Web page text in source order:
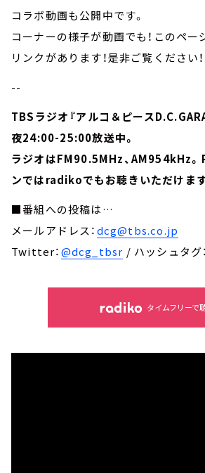
コラボ動画も公開中です。
コーナーの様子が動画でも！このペ
リンクがあります！是非ご覧ください！
--
TBSラジオ『アルコ＆ピース
夜24:00-25:00放送中。
ラジオはFM90.5MHz、AM954kHz。
ンではradikoでもお聴きいただけます
■番組への投稿は…
メールアドレス：dcg@tbs.co.jp
Twitter：@dcg_tbsr / ハッシュタグ
タイムフリーで